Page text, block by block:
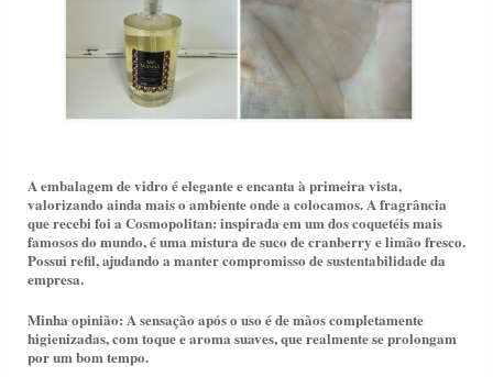
A embalagem de vidro é elegante e encanta à primeira vista,
valorizando ainda mais o ambiente onde a colocamos. A fragrância
que recebi foi a Cosmopolitan: inspirada em um dos coquetéis mais
famosos do mundo, é uma mistura de suco de cranberry e limão fresco.
Possui refil, ajudando a manter compromisso de sustentabilidade da
empresa.
Minha opinião: A sensação após o uso é de mãos completamente
higienizadas, com toque e aroma suaves, que realmente se prolongam
por um bom tempo.